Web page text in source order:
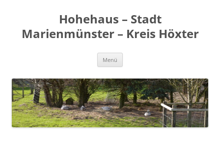
Hohehaus – Stadt
Marienmünster – Kreis Höxter
Menü